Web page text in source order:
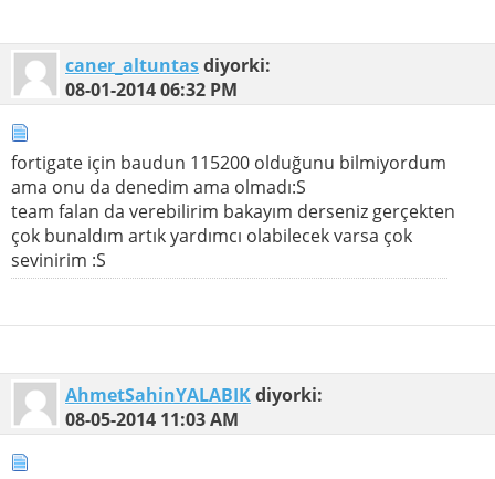
caner_altuntasdiyorki:
08-01-201406:32 PM
fortigate için baudun 115200 olduğunu bilmiyordum
ama onu da denedim ama olmadı:S
team falan da verebilirim bakayım derseniz gerçekten
çok bunaldım artık yardımcı olabilecek varsa çok
sevinirim :S
AhmetSahinYALABIKdiyorki:
08-05-2014 11:03 AM